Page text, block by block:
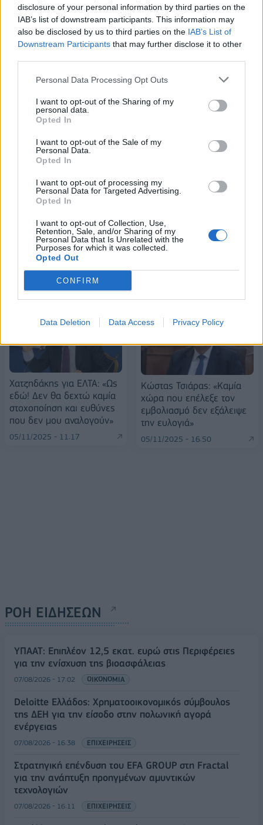
disclosure of your personal information by third parties on the
IAB’s list of downstream participants. This information may
also be disclosed by us to third parties on the IAB’s List of
Downstream Participants that may further disclose it to other
Personal Data Processing Opt Outs
I want to opt-out of the Sharing of my
personal data.
Opted In
I want to opt-out of the Sale of my
Personal Data.
Opted In
I want to opt-out of processing my
Personal Data for Targeted Advertising.
Opted In
I want to opt-out of Collection, Use,
Retention, Sale, and/or Sharing of my
Personal Data that Is Unrelated with the
Purposes for which it was collected.
Opted Out
CONFIRM
Data Deletion Data Access Privacy Policy
Η Chery επενδύει 75 εκατ. δολάρια στην KG Mobility
Το FIAT 500 Hybrid τώρα από
Ατρόμητος και Novibet
συνεργασίας τους μέχρι το
18η συνεχόμενη χρονιά για τον ΟΤΕ στη διεθνή σειρά δεικτών
FTSE4Good
Alpha Bank: Για πρώτη φορά το Αρχαίο Θέατρο Επιδαύρου άνοιξε τις
πύλες του σε όλους
ΠΕΡΙΣΣΌΤΕΡΑ ΣΕ ΑΥΤΉ ΤΗΝ ΚΑΤΗΓΟΡΊΑ
Χατζηδάκης για ΕΛΤΑ: «Ως
εδώ! Δεν θα δεχτώ καμία
στοχοποίηση και ευθύνες
που δεν μου αναλογούν»
05/11/2025 - 11:17
Κώστας Τσιάρας: «Καμία
χώρα που επέλεξε τον
εμβολιασμό δεν εξάλειψε
την ευλογιά»
05/11/2025 - 16:50
ΡΟΗ ΕΙΔΗΣΕΩΝ
ΥΠΑΑΤ: Επιπλέον 12,5 εκατ. ευρώ στις Περιφέρειες
για την ενίσχυση της βιοασφάλειας
07/08/2026 - 17:02 ΟΙΚΟΝΟΜΙΑ
Deloitte Ελλάδος: Χρηματοοικονομικός σύμβουλος
της ΔΕΗ για την είσοδο στην πολωνική αγορά
ενέργειας
07/08/2026 - 16:38 ΕΠΙΧΕΙΡΗΣΕΙΣ
Στρατηγική επένδυση του EFA GROUP στη Fractal
για την ανάπτυξη προηγμένων αμυντικών
τεχνολογιών
07/08/2026 - 16:11 ΕΠΙΧΕΙΡΗΣΕΙΣ